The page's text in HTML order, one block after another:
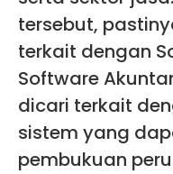
tersebut,
terkait dengan
Software
dicari terkait
sistem yang
pembukuan